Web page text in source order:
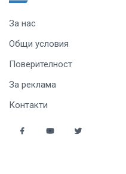
За нас
Общи условия
Поверителност
За реклама
Контакти